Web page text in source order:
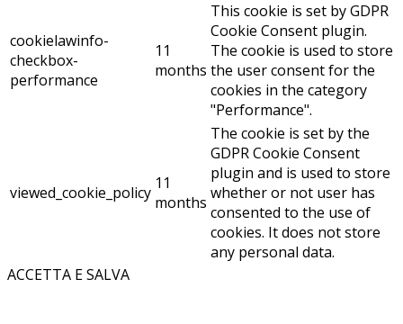
cookielawinfo-
checkbox-
performance
11
months
This cookie is set by GDPR
Cookie Consent plugin.
The cookie is used to store
the user consent for the
cookies in the category
"Performance".
viewed_cookie_policy 11
months
The cookie is set by the
GDPR Cookie Consent
plugin and is used to store
whether or not user has
consented to the use of
cookies. It does not store
any personal data.
ACCETTA E SALVA